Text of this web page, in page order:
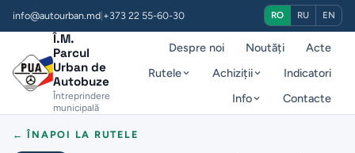
info@autourban.md +373 22 55-60-30 RO RU EN
Î.M.
Parcul
Urban de
Autobuze
Întreprindere
municipală
Despre noi Noutăți
Acte
Rutele
Achiziții
Indicatori
Info
Contacte
← ÎNAPOI LA RUTELE